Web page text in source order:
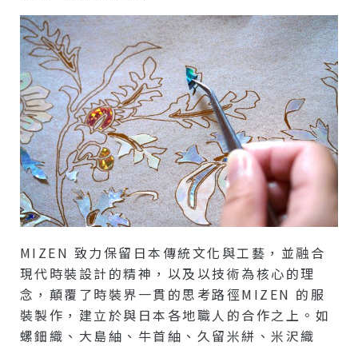
MIZEN 致力保留日本傳統文化與工藝，並融合
現代時裝設計的精神，以及以技術為核心的理
念，顛覆了時裝界一貫的思考路徑MIZEN 的服
裝製作，建立於與日本各地職人的合作之上。如
螺鈿織、大島紬、牛首紬、久留米絣、米沢織